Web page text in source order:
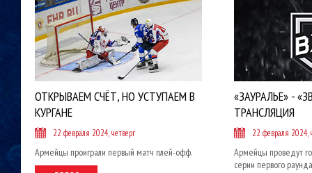
ОТКРЫВАЕМ СЧЁТ, НО УСТУПАЕМ В
КУРГАНЕ
22 февраля 2024, четверг
Армейцы проиграли первый матч плей-офф.
«ЗАУРАЛЬЕ» -
ТРАНСЛЯЦИЯ
22 февраля 2024,
Армейцы проведут
серии первого